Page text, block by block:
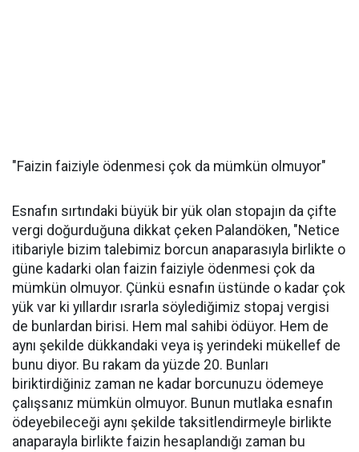
"Faizin faiziyle ödenmesi çok da mümkün olmuyor"
Esnafın sırtındaki büyük bir yük olan stopajın da çifte
vergi doğurduğuna dikkat çeken Palandöken, "Netice
itibariyle bizim talebimiz borcun anaparasıyla birlikte o
güne kadarki olan faizin faiziyle ödenmesi çok da
mümkün olmuyor. Çünkü esnafın üstünde o kadar çok
yük var ki yıllardır ısrarla söylediğimiz stopaj vergisi
de bunlardan birisi. Hem mal sahibi ödüyor. Hem de
aynı şekilde dükkandaki veya iş yerindeki mükellef de
bunu diyor. Bu rakam da yüzde 20. Bunları
biriktirdiğiniz zaman ne kadar borcunuzu ödemeye
çalışsanız mümkün olmuyor. Bunun mutlaka esnafın
ödeyebileceği aynı şekilde taksitlendirmeyle birlikte
anaparayla birlikte faizin hesaplandığı zaman bu